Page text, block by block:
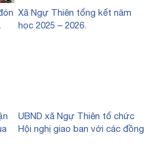
Xã Ngự Thiên tổng kết năm
học 2025 – 2026.
UBND xã Ngự Thiên tổ chức
Hội nghị giao ban với các đồng